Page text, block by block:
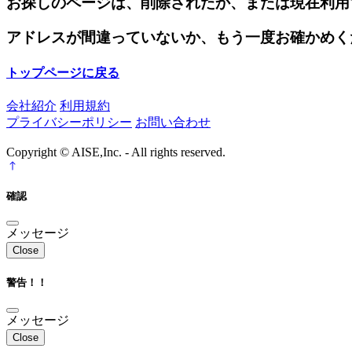
アドレスが間違っていないか、もう一度お確かめ
トップページに戻る
会社紹介 利用規約
プライバシーポリシー お問い合わせ
Copyright © AISE,Inc. - All rights reserved.
確認
メッセージ
Close
警告！！
メッセージ
Close